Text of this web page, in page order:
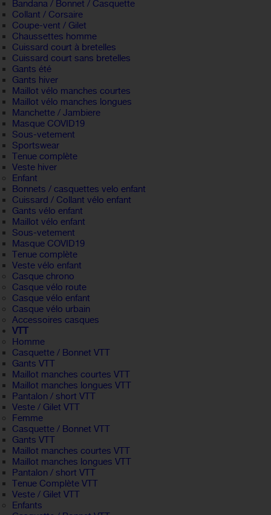
Bandana / Bonnet / Casquette
Collant / Corsaire
Coupe-vent / Gilet
Chaussettes homme
Cuissard court à bretelles
Cuissard court sans bretelles
Gants été
Gants hiver
Maillot vélo manches courtes
Maillot vélo manches longues
Manchette / Jambiere
Masque COVID19
Sous-vetement
Sportswear
Tenue complète
Veste hiver
Enfant
Bonnets / casquettes velo enfant
Cuissard / Collant vélo enfant
Gants vélo enfant
Maillot vélo enfant
Sous-vetement
Masque COVID19
Tenue complète
Veste vélo enfant
Casque chrono
Casque vélo route
Casque vélo enfant
Casque vélo urbain
Accessoires casques
VTT
Homme
Casquette / Bonnet VTT
Gants VTT
Maillot manches courtes VTT
Maillot manches longues VTT
Pantalon / short VTT
Veste / Gilet VTT
Femme
Casquette / Bonnet VTT
Gants VTT
Maillot manches courtes VTT
Maillot manches longues VTT
Pantalon / short VTT
Tenue Complète VTT
Veste / Gilet VTT
Enfants